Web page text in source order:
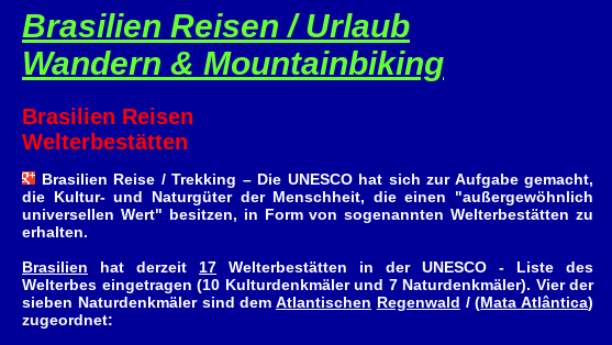
Brasilien Reisen / Urlaub
Wandern & Mountainbiking
Brasilien Reisen
Welterbestätten
Brasilien Reise / Trekking – Die UNESCO hat sich zur Aufgabe gemacht,
die Kultur- und Naturgüter der Menschheit, die einen "außergewöhnlich
universellen Wert" besitzen, in Form von sogenannten Welterbestätten zu
erhalten.
Brasilien hat derzeit 17 Welterbestätten in der UNESCO - Liste des
Welterbes eingetragen (10 Kulturdenkmäler und 7 Naturdenkmäler). Vier der
sieben Naturdenkmäler sind dem Atlantischen Regenwald / (Mata Atlântica)
zugeordnet: